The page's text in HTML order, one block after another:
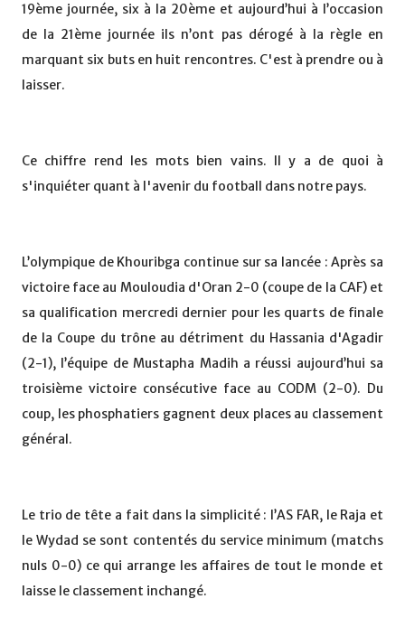
19ème journée, six à la 20ème et aujourd’hui à l’occasion
de la 21ème journée ils n’ont pas dérogé à la règle en
marquant six buts en huit rencontres. C'est à prendre ou à
laisser.
Ce chiffre rend les mots bien vains. Il y a de quoi à
s'inquiéter quant à l'avenir du football dans notre pays.
L’olympique de Khouribga continue sur sa lancée : Après sa
victoire face au Mouloudia d'Oran 2-0 (coupe de la CAF) et
sa qualification mercredi dernier pour les quarts de finale
de la Coupe du trône au détriment du Hassania d'Agadir
(2-1), l’équipe de Mustapha Madih a réussi aujourd’hui sa
troisième victoire consécutive face au CODM (2-0). Du
coup, les phosphatiers gagnent deux places au classement
général.
Le trio de tête a fait dans la simplicité : l’AS FAR, le Raja et
le Wydad se sont contentés du service minimum (matchs
nuls 0-0) ce qui arrange les affaires de tout le monde et
laisse le classement inchangé.